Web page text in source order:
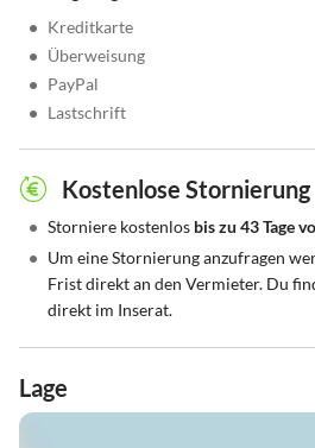
• Kreditkarte
• Überweisung
• PayPal
• Lastschrift
Kostenlose Stornierung
• Storniere kostenlos bis zu 43 Tage
• Um eine Stornierung anzufragen
Frist direkt an den Vermieter. Du
direkt im Inserat.
Lage